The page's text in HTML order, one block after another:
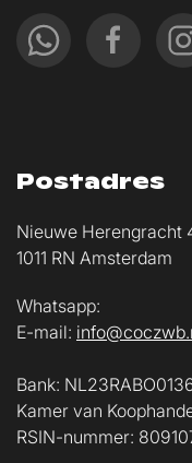
Postadres
Nieuwe Herengracht
1011 RN Amsterdam
Whatsapp:
E-mail:
Bank:
Kamer van
RSIN-nummer: